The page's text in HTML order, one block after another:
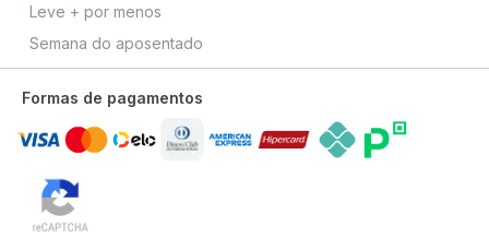
Leve + por menos
Semana do aposentado
Formas de pagamentos